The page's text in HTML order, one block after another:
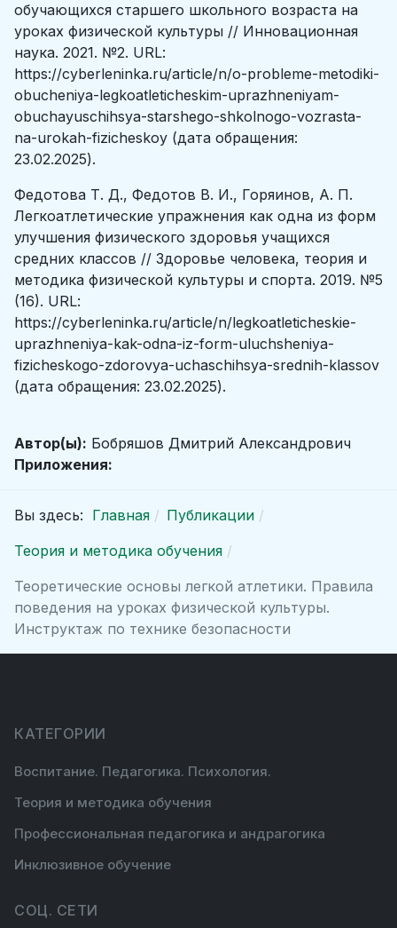
обучающихся старшего школьного возраста на
уроках физической культуры // Инновационная
наука. 2021. №2. URL:
https://cyberleninka.ru/article/n/o-probleme-metodiki-
obucheniya-legkoatleticheskim-uprazhneniyam-
obuchayuschihsya-starshego-shkolnogo-vozrasta-
na-urokah-fizicheskoy (дата обращения:
23.02.2025).
Федотова Т. Д., Федотов В. И., Горяинов, А. П.
Легкоатлетические упражнения как одна из форм
улучшения физического здоровья учащихся
средних классов // Здоровье человека, теория и
методика физической культуры и спорта. 2019. №5
(16). URL:
https://cyberleninka.ru/article/n/legkoatleticheskie-
uprazhneniya-kak-odna-iz-form-uluchsheniya-
fizicheskogo-zdorovya-uchaschihsya-srednih-klassov
(дата обращения: 23.02.2025).
Автор(ы): Бобряшов Дмитрий Александрович
Приложения:
Вы здесь: Главная
Публикации
Теория и методика обучения
Теоретические основы легкой атлетики. Правила
поведения на уроках физической культуры.
Инструктаж по технике безопасности
КАТЕГОРИИ
Воспитание. Педагогика. Психология.
Теория и методика обучения
Профессиональная педагогика и андрагогика
Инклюзивное обучение
СОЦ. СЕТИ